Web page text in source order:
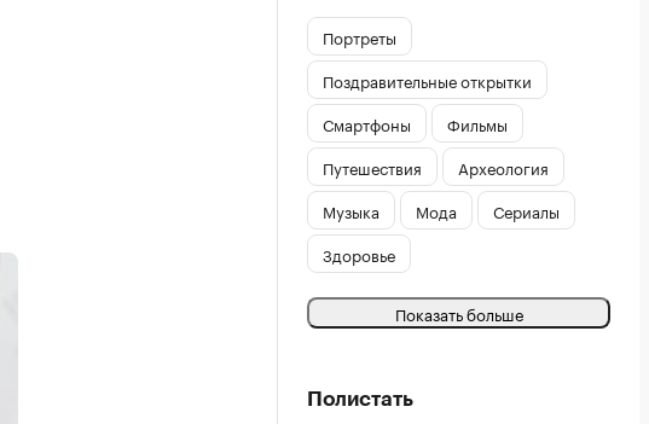
Портреты
Поздравительные открытки
Смартфоны
Фильмы
Путешествия
Археология
Музыка
Мода
Сериалы
Здоровье
Показать больше
Полистать